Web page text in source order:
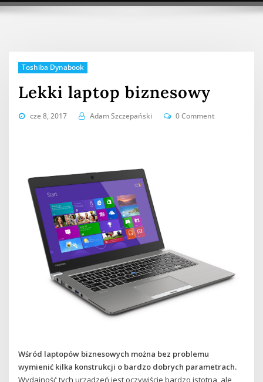
Toshiba Dynabook
Lekki laptop biznesowy
cze 8, 2017 Adam Szczepański 0 Comment
Wśród laptopów biznesowych można bez problemu
wymienić kilka konstrukcji o bardzo dobrych parametrach.
Wydajność tych urządzeń jest oczywiście bardzo istotna, ale